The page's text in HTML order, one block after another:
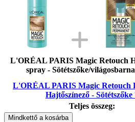
L'ORÉAL PARIS Magic Retouch
spray - Sötétszőke/
L'ORÉAL PARIS Magic Retouch
Hajtőszínező - Sötétszőke
Teljes összeg:
Mindkettő a kosárba